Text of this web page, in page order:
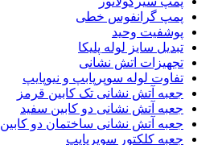
پمپ گرانفوس خطی
پوشفیت وحید
تبدیل سایز لوله پلیکا
تجهیزات اتش نشانی
تفاوت لوله سوپرپابپ و نیوپایپ
جعبه آتش نشانی تک کابین قرمز
جعبه آتش نشانی دو کابین سفید
جعبه آتش نشانی ساختمان دو کابین
جعبه کلکتور سوپرپایپ